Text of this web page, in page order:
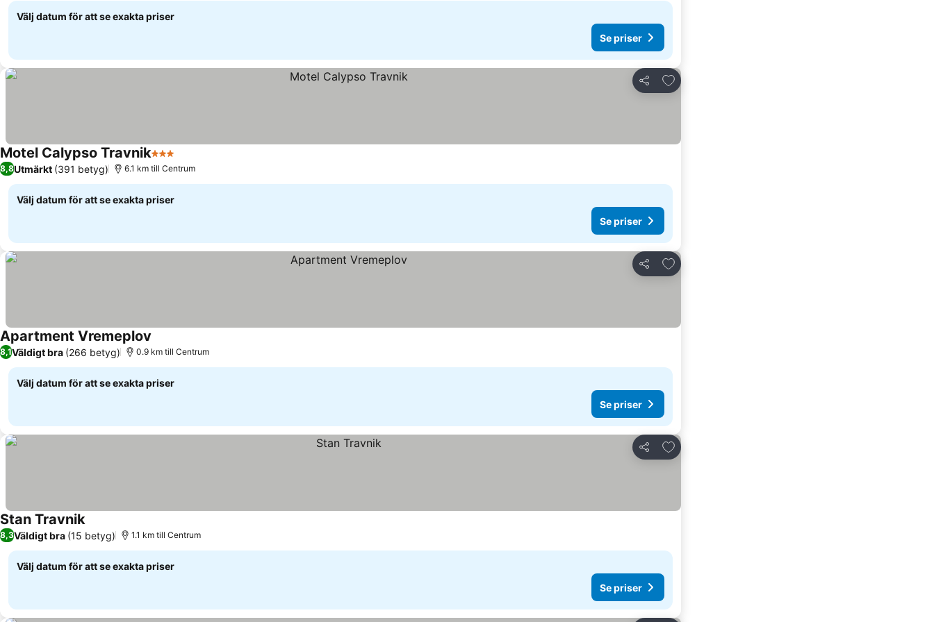
Välj datum för att se exakta priser
Se priser
Dela
Lägg till i Mina Favoriter
Motel Calypso Travnik3 Stjärnor
8,8Utmärkt (391 betyg) 6.1 km till Centrum
Välj datum för att se exakta priser
Se priser
Dela
Lägg till i Mina Favoriter
Apartment Vremeplov
8,1Väldigt bra (266 betyg) 0.9 km till Centrum
Välj datum för att se exakta priser
Se priser
Dela
Lägg till i Mina Favoriter
Stan TravnikSe priser
8,3Väldigt bra (15 betyg) 1.1 km till Centrum
Välj datum för att se exakta priser
Se priser